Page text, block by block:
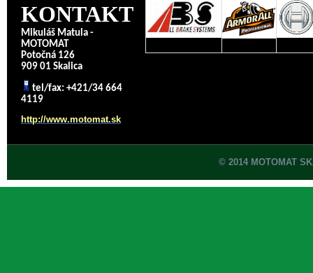
KONTAKT
Mikuláš Matula -
MOTOMAT
Potočná 126
909 01 Skalica
tel/fax: +421/34 664
4119
http://www.motomat.sk
© 2014